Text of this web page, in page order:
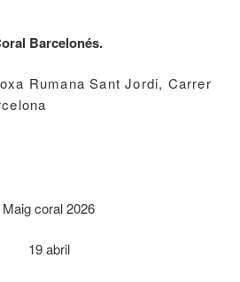
Barcelonés.
Rumana Sant Jordi, Carrer